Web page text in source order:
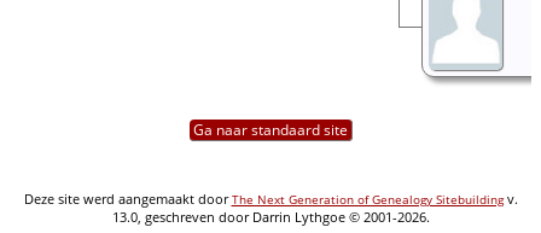
Ga naar standaard site
Deze site werd aangemaakt doorThe Next Generation of Genealogy Sitebuildingv.
13.0, geschreven door Darrin Lythgoe © 2001-2026.